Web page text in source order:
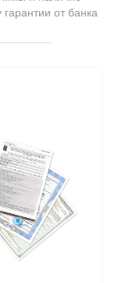
от банка